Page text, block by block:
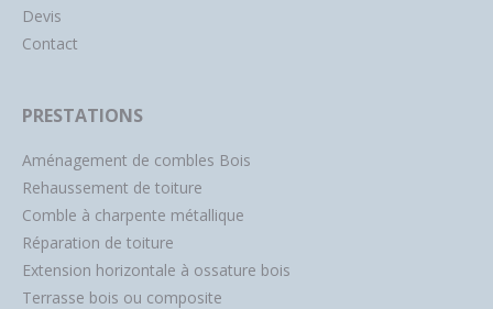
Devis
Contact
PRESTATIONS
Aménagement de combles Bois
Rehaussement de toiture
Comble à charpente métallique
Réparation de toiture
Extension horizontale à ossature bois
Terrasse bois ou composite